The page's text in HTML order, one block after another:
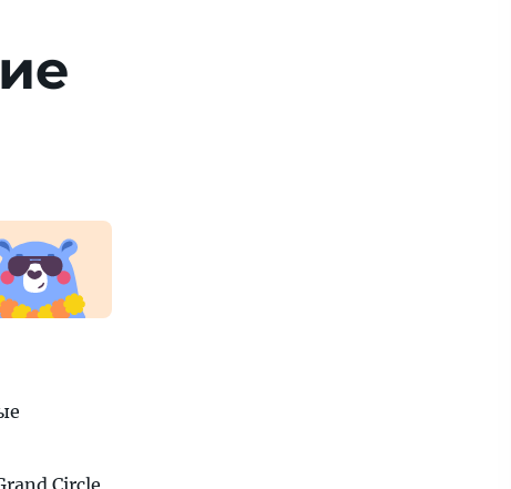
Circle